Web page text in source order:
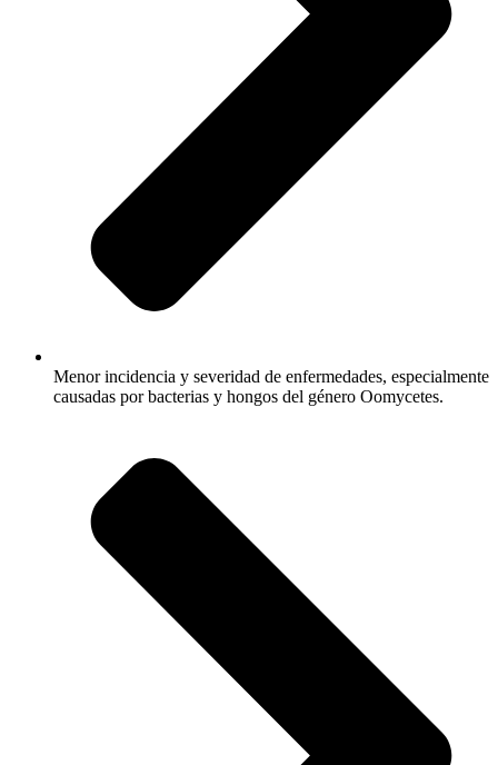
Menor incidencia y severidad de enfermedades, especialmente
causadas por bacterias y hongos del género Oomycetes.